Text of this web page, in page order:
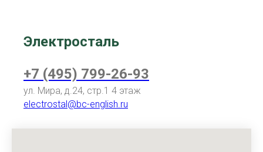
Электросталь
+7 (495) 799-26-93
ул. Мира, д.24, стр.1 4 этаж
electrostal@bc-english.ru